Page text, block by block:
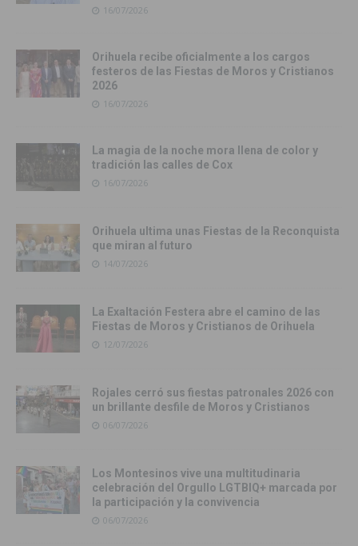
16/07/2026
Orihuela recibe oficialmente a los cargos
festeros de las Fiestas de Moros y Cristianos
2026
16/07/2026
La magia de la noche mora llena de color y
tradición las calles de Cox
16/07/2026
Orihuela ultima unas Fiestas de la Reconquista
que miran al futuro
14/07/2026
La Exaltación Festera abre el camino de las
Fiestas de Moros y Cristianos de Orihuela
12/07/2026
Rojales cerró sus fiestas patronales 2026 con
un brillante desfile de Moros y Cristianos
06/07/2026
Los Montesinos vive una multitudinaria
celebración del Orgullo LGTBIQ+ marcada por
la participación y la convivencia
06/07/2026